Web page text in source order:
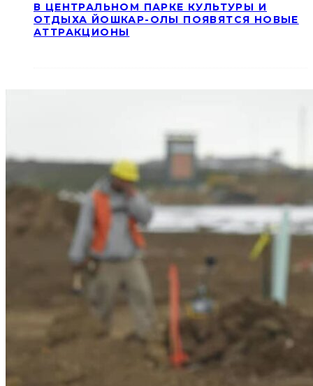
В ЦЕНТРАЛЬНОМ ПАРКЕ КУЛЬТУРЫ И
ОТДЫХА ЙОШКАР-ОЛЫ ПОЯВЯТСЯ НОВЫЕ
АТТРАКЦИОНЫ